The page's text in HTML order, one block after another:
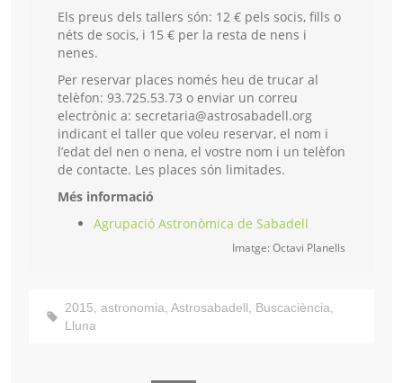
Els preus dels tallers són: 12 € pels socis, fills o
néts de socis, i 15 € per la resta de nens i
nenes.
Per reservar places només heu de trucar al
telèfon: 93.725.53.73 o enviar un correu
electrònic a: secretaria@astrosabadell.org
indicant el taller que voleu reservar, el nom i
l’edat del nen o nena, el vostre nom i un telèfon
de contacte. Les places són limitades.
Més informació
Agrupació Astronòmica de Sabadell
Imatge: Octavi Planells
2015, astronomia, Astrosabadell, Buscaciència,
Lluna